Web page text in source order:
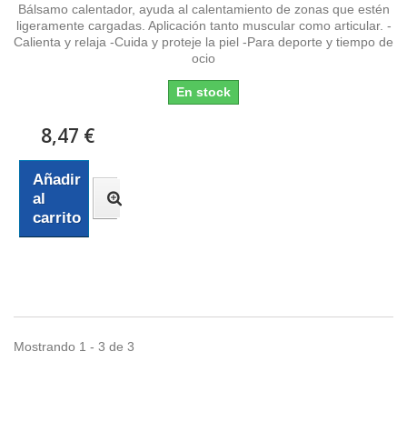
Bálsamo calentador, ayuda al calentamiento de zonas que estén
ligeramente cargadas. Aplicación tanto muscular como articular. -
Calienta y relaja -Cuida y proteje la piel -Para deporte y tiempo de
ocio
En stock
8,47 €
Añadir
al
carrito
Mostrando 1 - 3 de 3